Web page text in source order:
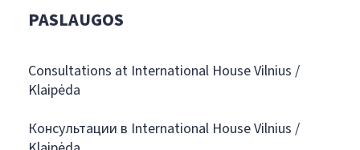
PASLAUGOS
Consultations at International House Vilnius /
Klaipėda
Консультации в International House Vilnius /